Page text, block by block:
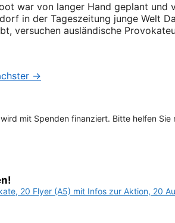
war von langer Hand geplant
in der Tageszeitung junge Welt
versuchen ausländische
→
mit Spenden finanziert. Bitte helfen
20 Flyer (A5) mit Infos zur Aktion, 20